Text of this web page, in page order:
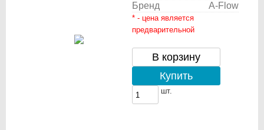
Бренд
A-Flow
* - цена является
предварительной
В корзину
Купить
шт.